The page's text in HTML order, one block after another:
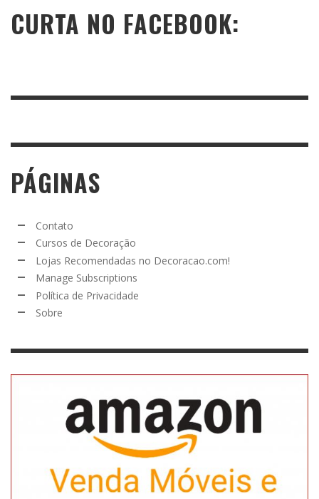
CURTA NO FACEBOOK:
PÁGINAS
Contato
Cursos de Decoração
Lojas Recomendadas no Decoracao.com!
Manage Subscriptions
Política de Privacidade
Sobre